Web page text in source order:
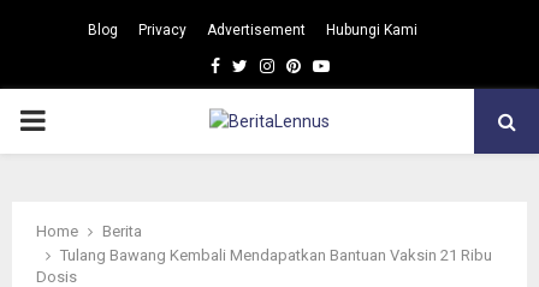
Blog Privacy Advertisement Hubungi Kami
Facebook
TwitterInstagram
Pinterest
Youtube
PRIMARY
Home
Berita
Tulang Bawang Kembali Mendapatkan Bantuan Vaksin 21 Ribu
Dosis